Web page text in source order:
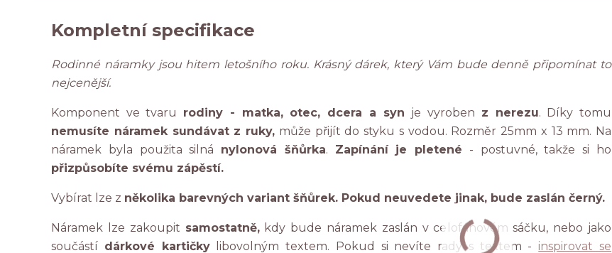
Kompletní specifikace
Rodinné náramky jsou hitem letošního roku. Krásný dárek, který Vám bude denně připomínat to
nejcenější.
Komponent ve tvaru rodiny - matka, otec, dcera a syn je vyroben z nerezu. Díky tomu
nemusíte náramek sundávat z ruky, může přijít do styku s vodou. Rozměr 25mm x 13 mm. Na
náramek byla použita silná nylonová šňůrka. Zapínání je pletené - postuvné, takže si ho
přizpůsobíte svému zápěstí.
Vybírat lze z několika barevných variant šňůrek. Pokud neuvedete jinak, bude zaslán černý.
Náramek lze zakoupit samostatně,kdy bude náramek zaslán v celofánovém sáčku, nebo jako
součástí dárkové kartičkylibovolným textem. Pokud si nevíte rady s textem - inspirovat se